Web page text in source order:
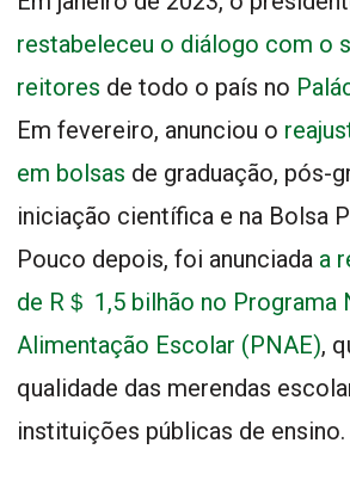
restabeleceu o diálogo com o
reitores de todo o país no
Em fevereiro, anunciou o
em bolsas de graduação, pós-
iniciação científica e na Bolsa
Pouco depois, foi anunciada a
de R＄ 1,5 bilhão no Programa
Alimentação Escolar (PNAE),
qualidade das merendas
instituições públicas de ensino.